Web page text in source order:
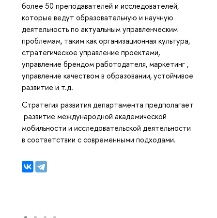
более 50 преподавателей и исследователей,
которые ведут образовательную и научную
деятельность по актуальным управленческим
проблемам, таким как организационная культура,
стратегическое управление проектами,
управление брендом работодателя, маркетинг ,
управление качеством в образовании, устойчивое
развитие и т.д.
Стратегия развития департамента предполагает
развитие международной академической
мобильности и исследовательской деятельности
в соответствии с современными подходами.